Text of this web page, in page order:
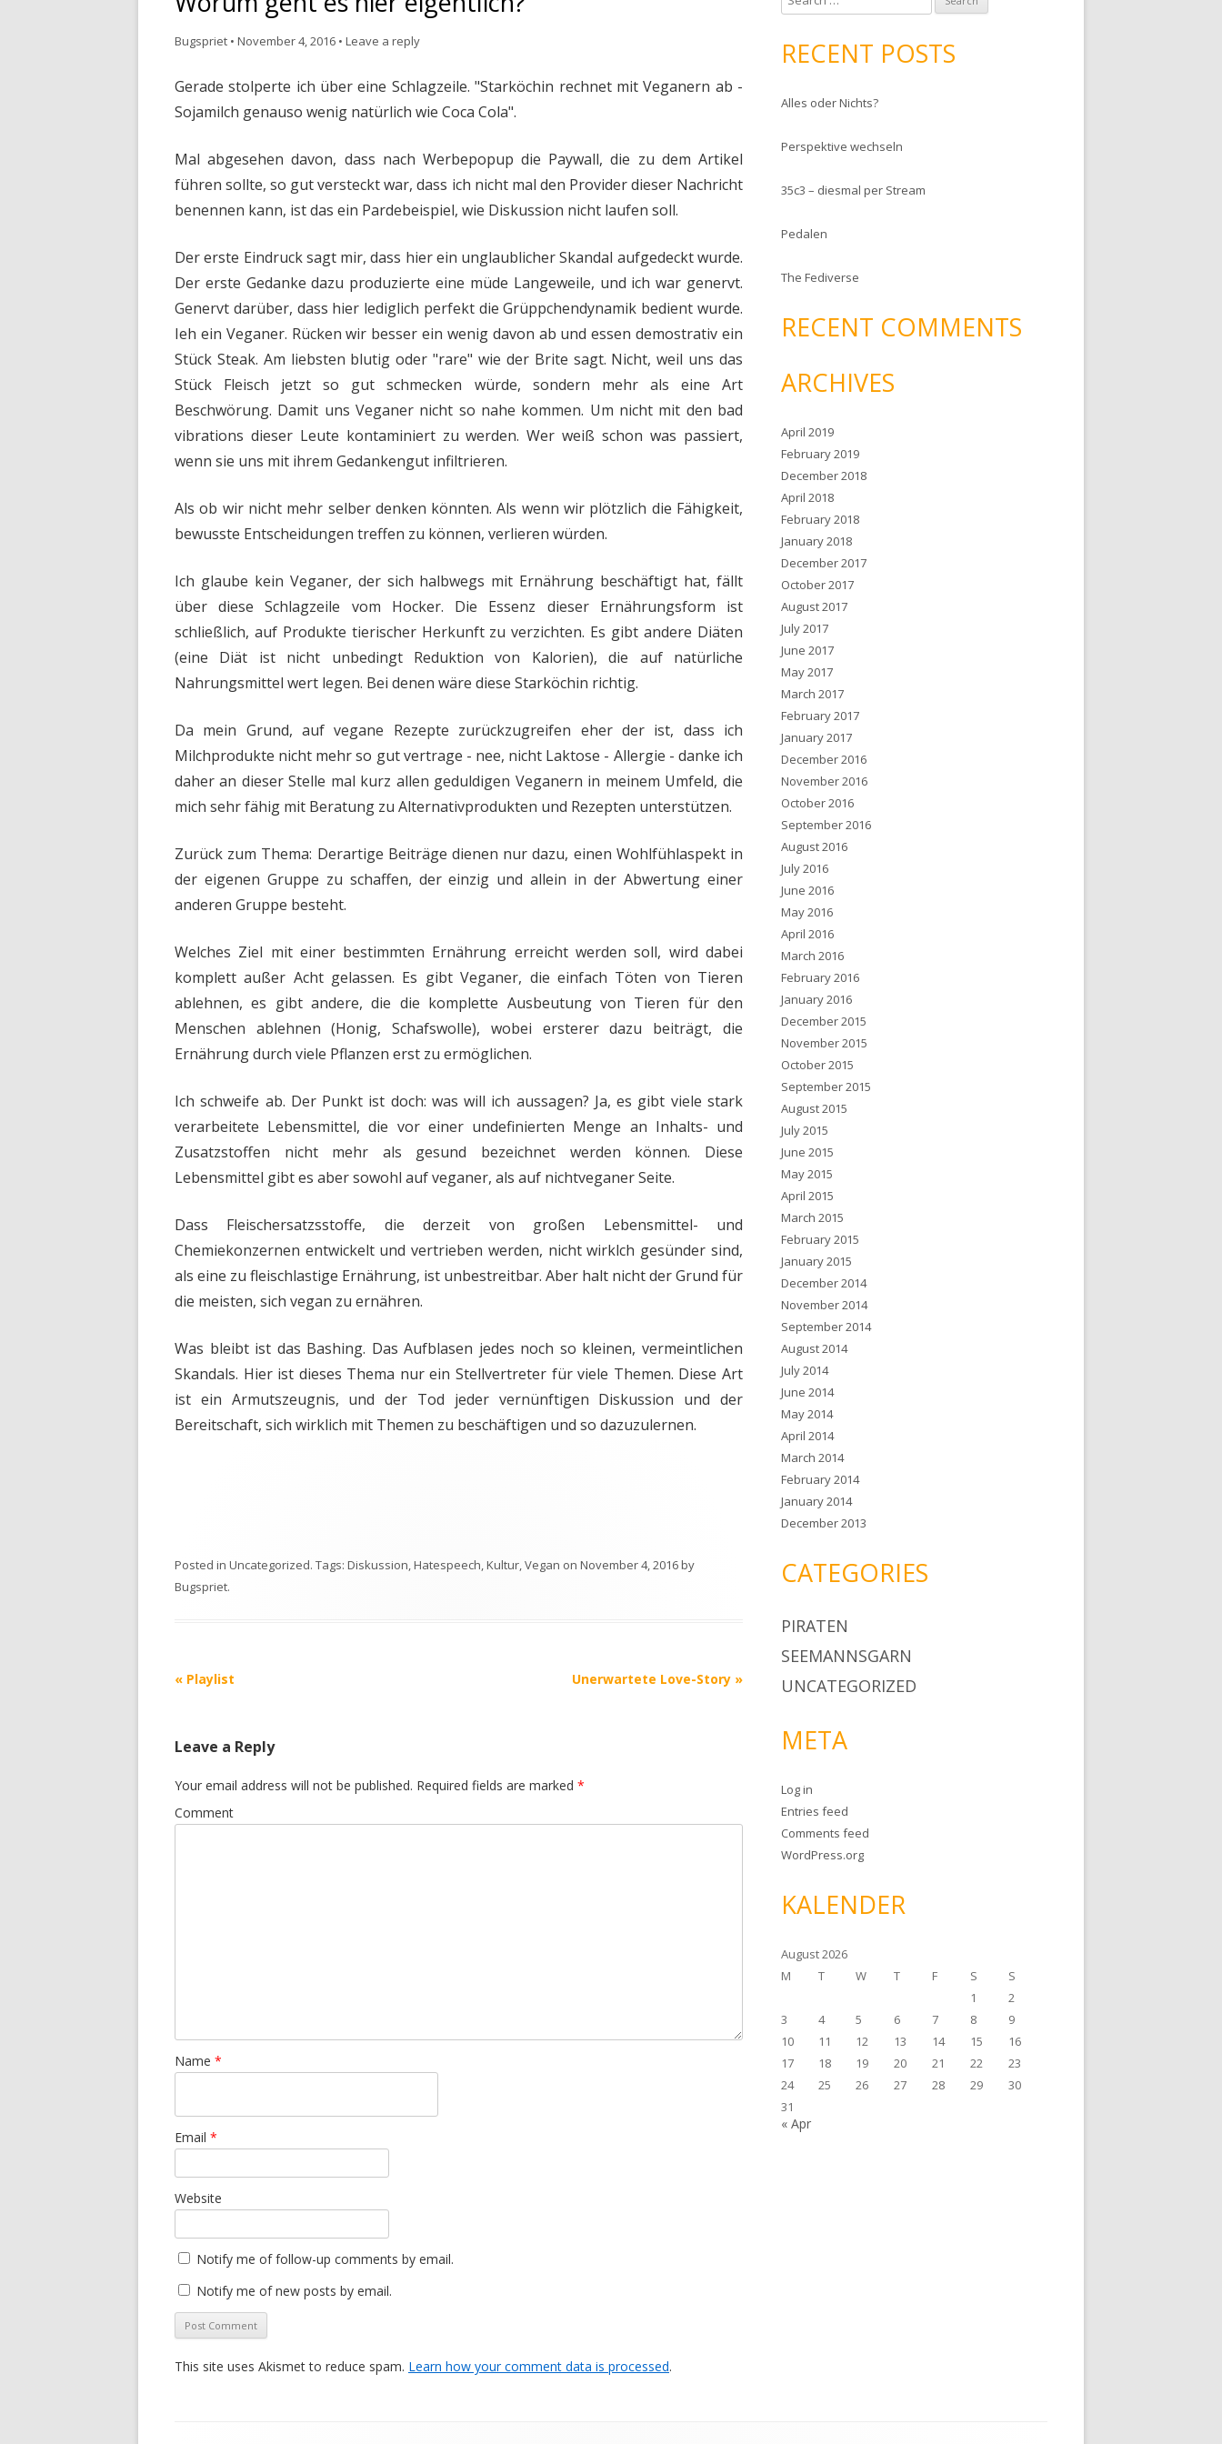
Bugspriet • November 4, 2016 • Leave a reply
Gerade stolperte ich über eine Schlagzeile. "Starköchin rechnet mit Veganern ab -
Sojamilch genauso wenig natürlich wie Coca Cola".
Mal abgesehen davon, dass nach Werbepopup die Paywall, die zu dem Artikel
führen sollte, so gut versteckt war, dass ich nicht mal den Provider dieser Nachricht
benennen kann, ist das ein Pardebeispiel, wie Diskussion nicht laufen soll.
Der erste Eindruck sagt mir, dass hier ein unglaublicher Skandal aufgedeckt wurde.
Der erste Gedanke dazu produzierte eine müde Langeweile, und ich war genervt.
Genervt darüber, dass hier lediglich perfekt die Grüppchendynamik bedient wurde.
Ieh ein Veganer. Rücken wir besser ein wenig davon ab und essen demostrativ ein
Stück Steak. Am liebsten blutig oder "rare" wie der Brite sagt. Nicht, weil uns das
Stück Fleisch jetzt so gut schmecken würde, sondern mehr als eine Art
Beschwörung. Damit uns Veganer nicht so nahe kommen. Um nicht mit den bad
vibrations dieser Leute kontaminiert zu werden. Wer weiß schon was passiert,
wenn sie uns mit ihrem Gedankengut infiltrieren.
Als ob wir nicht mehr selber denken könnten. Als wenn wir plötzlich die Fähigkeit,
bewusste Entscheidungen treffen zu können, verlieren würden.
Ich glaube kein Veganer, der sich halbwegs mit Ernährung beschäftigt hat, fällt
über diese Schlagzeile vom Hocker. Die Essenz dieser Ernährungsform ist
schließlich, auf Produkte tierischer Herkunft zu verzichten. Es gibt andere Diäten
(eine Diät ist nicht unbedingt Reduktion von Kalorien), die auf natürliche
Nahrungsmittel wert legen. Bei denen wäre diese Starköchin richtig.
Da mein Grund, auf vegane Rezepte zurückzugreifen eher der ist, dass ich
Milchprodukte nicht mehr so gut vertrage - nee, nicht Laktose - Allergie - danke ich
daher an dieser Stelle mal kurz allen geduldigen Veganern in meinem Umfeld, die
mich sehr fähig mit Beratung zu Alternativprodukten und Rezepten unterstützen.
Zurück zum Thema: Derartige Beiträge dienen nur dazu, einen Wohlfühlaspekt in
der eigenen Gruppe zu schaffen, der einzig und allein in der Abwertung einer
anderen Gruppe besteht.
Welches Ziel mit einer bestimmten Ernährung erreicht werden soll, wird dabei
komplett außer Acht gelassen. Es gibt Veganer, die einfach Töten von Tieren
ablehnen, es gibt andere, die die komplette Ausbeutung von Tieren für den
Menschen ablehnen (Honig, Schafswolle), wobei ersterer dazu beiträgt, die
Ernährung durch viele Pflanzen erst zu ermöglichen.
Ich schweife ab. Der Punkt ist doch: was will ich aussagen? Ja, es gibt viele stark
verarbeitete Lebensmittel, die vor einer undefinierten Menge an Inhalts- und
Zusatzstoffen nicht mehr als gesund bezeichnet werden können. Diese
Lebensmittel gibt es aber sowohl auf veganer, als auf nichtveganer Seite.
Dass Fleischersatzsstoffe, die derzeit von großen Lebensmittel- und
Chemiekonzernen entwickelt und vertrieben werden, nicht wirklch gesünder sind,
als eine zu fleischlastige Ernährung, ist unbestreitbar. Aber halt nicht der Grund für
die meisten, sich vegan zu ernähren.
Was bleibt ist das Bashing. Das Aufblasen jedes noch so kleinen, vermeintlichen
Skandals. Hier ist dieses Thema nur ein Stellvertreter für viele Themen. Diese Art
ist ein Armutszeugnis, und der Tod jeder vernünftigen Diskussion und der
Bereitschaft, sich wirklich mit Themen zu beschäftigen und so dazuzulernen.
Posted in Uncategorized. Tags: Diskussion,Hatespeech,Kultur,Vegan on November 4, 2016by
Bugspriet.
Post
« Playlist Unerwartete Love-Story »
Leave a Reply
Your email address will not be published. Required fields are marked *
Comment
Name *
Email *
Website
Notify me of follow-up comments by email.
Notify me of new posts by email.
This site uses Akismet to reduce spam. Learn how your comment data is processed.
e
r
h
o
:
RECENT POSTS
Alles oder Nichts?
Perspektive wechseln
35c3 – diesmal per Stream
Pedalen
The Fediverse
RECENT COMMENTS
ARCHIVES
April 2019
February 2019
December 2018
April 2018
February 2018
January 2018
December 2017
October 2017
August 2017
July 2017
June 2017
May 2017
March 2017
February 2017
January 2017
December 2016
November 2016
October 2016
September 2016
August 2016
July 2016
June 2016
May 2016
April 2016
March 2016
February 2016
January 2016
December 2015
November 2015
October 2015
September 2015
August 2015
July 2015
June 2015
May 2015
April 2015
March 2015
February 2015
January 2015
December 2014
November 2014
September 2014
August 2014
July 2014
June 2014
May 2014
April 2014
March 2014
February 2014
January 2014
December 2013
CATEGORIES
PIRATEN
SEEMANNSGARN
UNCATEGORIZED
META
Log in
Entries feed
Comments feed
WordPress.org
KALENDER
August 2026
M
T W T F S
S
1
2
3
4 5 6 7 8
9
10
11 12 13 14 15
16
17
18 19 20 21 22
23
24
25 26 27 28 29
30
31
« Apr